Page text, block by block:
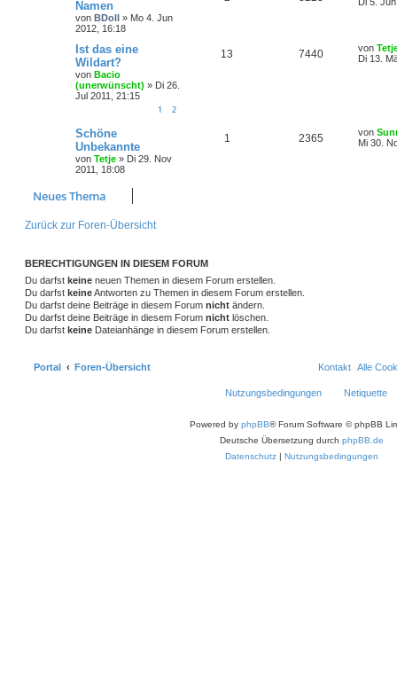
Namen
von BDoll » Mo 4. Jun
2012, 16:18
Ist das eine
Wildart?
von Bacio
(unerwünscht) » Di 26.
Jul 2011, 21:15
1 2
13 7440 von
Di 13.
Schöne
Unbekannte
von Tetje » Di 29. Nov
2011, 18:08
1 2365 von
Mi 30.
Neues Thema
Zurück zur Foren-Übersicht
BERECHTIGUNGEN IN DIESEM FORUM
Du darfst keine neuen Themen in diesem Forum erstellen.
Du darfst keineAntworten zu Themen in diesem Forum erstellen.
Du darfst deine Beiträge in diesem Forum nicht ändern.
Du darfst deine Beiträge in diesem Forum nicht löschen.
Du darfst keine Dateianhänge in diesem Forum erstellen.
Portal Foren-Übersicht Alle
Kontakt
Netiquette
Nutzungsbedingungen
Powered by phpBB® Forum Software © phpBB
Deutsche Übersetzung durch phpBB.de
Datenschutz | Nutzungsbedingungen